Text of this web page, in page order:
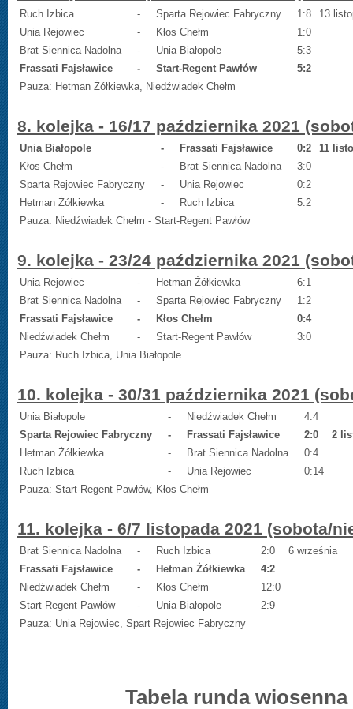
Ruch Izbica - Sparta Rejowiec Fabryczny 1:8
13
Unia Rejowiec
- Kłos Chełm
1:0
Brat Siennica Nadolna
- Unia Białopole
5:3
Frassati Fajsławice
- Start-Regent Pawłów
5:2
Pauza: Hetman Żółkiewka, Niedźwiadek Chełm
8. kolejka - 16/17 października 2021
Unia Białopole - Frassati Fajsławice 0:2
11
Kłos Chełm
- Brat Siennica Nadolna
3:0
Sparta Rejowiec Fabryczny
- Unia Rejowiec
0:2
Hetman Żółkiewka
- Ruch Izbica
5:2
Pauza: Niedźwiadek Chełm - Start-Regent Pawłów
9. kolejka - 23/24 października 2021
Unia Rejowiec - Hetman Żółkiewka
6:1
Brat Siennica Nadolna
- Sparta Rejowiec Fabryczny
1:2
Frassati Fajsławice
- Kłos Chełm
0:4
Niedźwiadek Chełm
- Start-Regent Pawłów
3:0
Pauza: Ruch Izbica, Unia Białopole
10. kolejka - 30/31 października 2021
Unia Białopole - Niedźwiadek Chełm
4:4
Sparta Rejowiec Fabryczny
- Frassati Fajsławice 2:0
2
Hetman Żółkiewka
- Brat Siennica Nadolna
0:4
Ruch Izbica
- Unia Rejowiec
0:14
Pauza: Start-Regent Pawłów, Kłos Chełm
11. kolejka - 6/7 listopada 2021 (sobota/
Brat Siennica Nadolna - Ruch Izbica 2:0
6 września
Frassati Fajsławice
- Hetman Żółkiewka
4:2
Niedźwiadek Chełm
- Kłos Chełm
12:0
Start-Regent Pawłów
- Unia Białopole
2:9
Pauza: Unia Rejowiec, Spart Rejowiec Fabryczny
Tabela runda wiosenna